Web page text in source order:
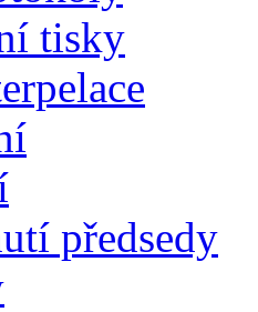
tisky
předsedy